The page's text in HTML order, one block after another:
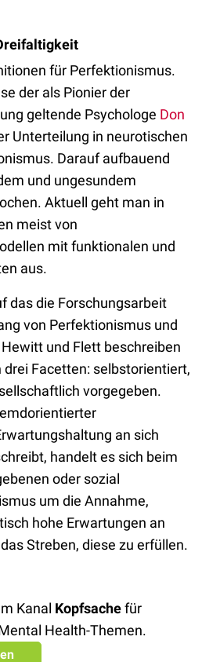
für Perfektionismus.
der als Pionier der
geltende Psychologe Don
Unterteilung in neurotischen
Darauf aufbauend
und ungesundem
Aktuell geht man in
meist von
mit funktionalen und
aus.
das die Forschungsarbeit
von Perfektionismus und
und Flett beschreiben
Facetten: selbstorientiert,
vorgegeben.
an sich
handelt es sich beim
oder sozial
um die Annahme,
hohe Erwartungen an
Streben, diese zu erfüllen.
Kanal Kopfsachefür
Health-Themen.